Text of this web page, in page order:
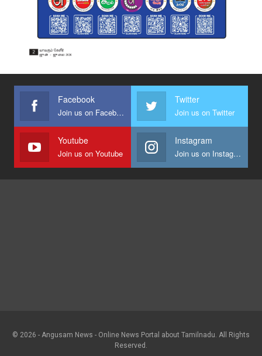
Facebook
Join us on Facebook
Twitter
Join us on Twitter
Youtube
Join us on Youtube
Instagram
Join us on Instagram
© 2026 - Angusam News - Online News Portal about Tamilnadu. All Rights
Reserved.